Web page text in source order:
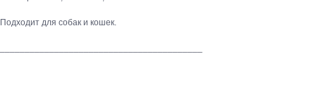
Подходит для собак и кошек.